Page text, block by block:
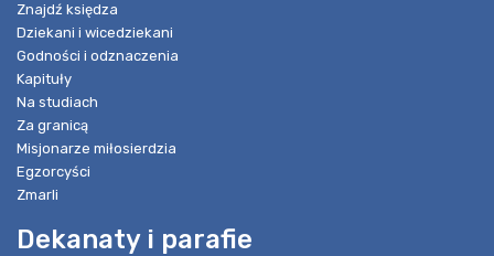
Znajdź księdza
Dziekani i wicedziekani
Godności i odznaczenia
Kapituły
Na studiach
Za granicą
Misjonarze miłosierdzia
Egzorcyści
Zmarli
Dekanaty i parafie